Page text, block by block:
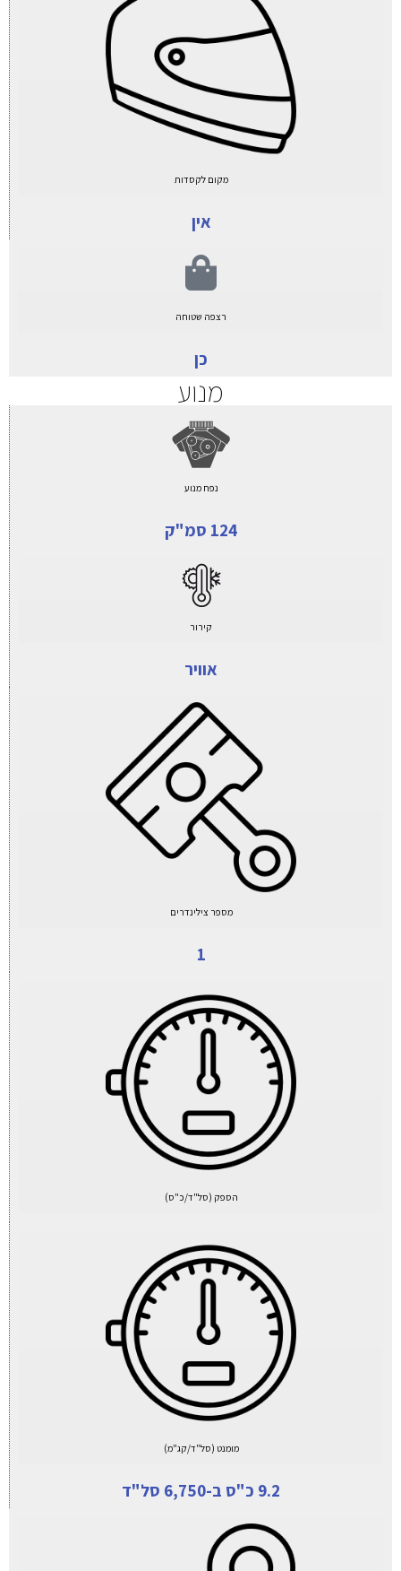
מקום לקסדות
אין
רצפה שטוחה
כן
מנוע
נפח מנוע
124 סמ"ק
קירור
אוויר
מספר צילינדרים
1
הספק (סל"ד/כ"ס)
מומנט (סל"ד/קג"מ)
9.2 כ"ס ב-6,750 סל"ד